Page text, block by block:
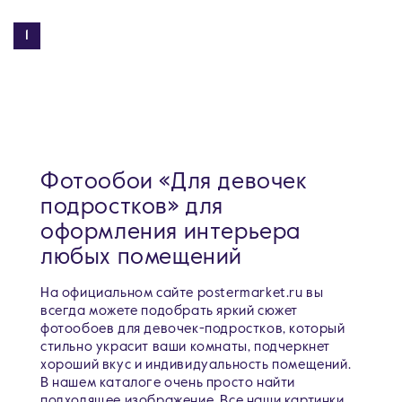
Фотообои «Для девочек
подростков» для
оформления интерьера
любых помещений
На официальном сайте postermarket.ru вы
всегда можете подобрать яркий сюжет
фотообоев для девочек-подростков, который
стильно украсит ваши комнаты, подчеркнет
хороший вкус и индивидуальность помещений.
В нашем каталоге очень просто найти